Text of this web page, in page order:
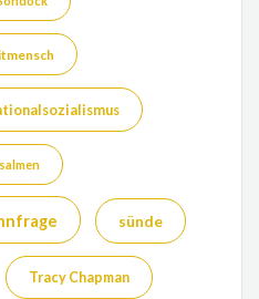
sünde
Tracy Chapman